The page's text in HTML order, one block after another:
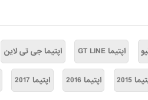
اپتیما GT LINE اپتیما جی تی لاین
2015 اپتیما 2016 اپتیما 2017